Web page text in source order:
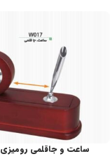
ساعت و جاقلمی رومیزی W017